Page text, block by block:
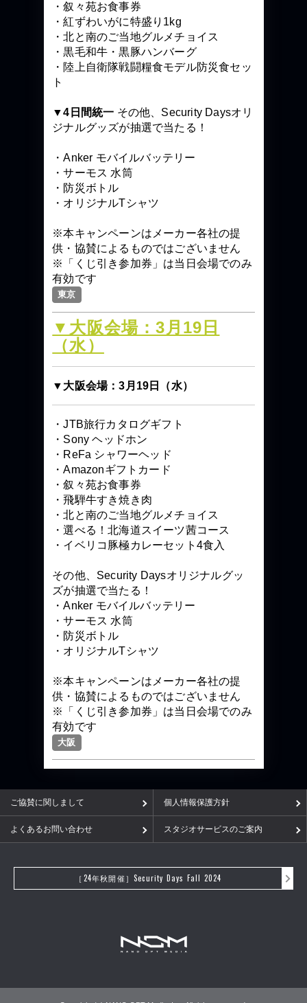
・叙々苑お食事券
・紅ずわいがに特盛り1kg
・北と南のご当地グルメチョイス
・黒毛和牛・黒豚ハンバーグ
・陸上自衛隊戦闘糧食モデル防災食セッ
ト
▼4日間統一 その他、Security Daysオリ
ジナルグッズが抽選で当たる！
・Anker モバイルバッテリー
・サーモス 水筒
・防災ボトル
・オリジナルTシャツ
※本キャンペーンはメーカー各社の提
供・協賛によるものではございません
※「くじ引き参加券」は当日会場でのみ
有効です
東京
▼大阪会場：3月19日
（水）
▼大阪会場：3月19日（水）
・JTB旅行カタログギフト
・Sony ヘッドホン
・ReFa シャワーヘッド
・Amazonギフトカード
・叙々苑お食事券
・飛騨牛すき焼き肉
・北と南のご当地グルメチョイス
・選べる！北海道スイーツ茜コース
・イベリコ豚極カレーセット4食入
その他、Security Daysオリジナルグッ
ズが抽選で当たる！
・Anker モバイルバッテリー
・サーモス 水筒
・防災ボトル
・オリジナルTシャツ
※本キャンペーンはメーカー各社の提
供・協賛によるものではございません
※「くじ引き参加券」は当日会場でのみ
有効です
大阪
ご協賛に関しまして 個人情報保護方針
よくあるお問い合わせ スタジオサービスのご案内
［24年秋開催］Security Days Fall 2024